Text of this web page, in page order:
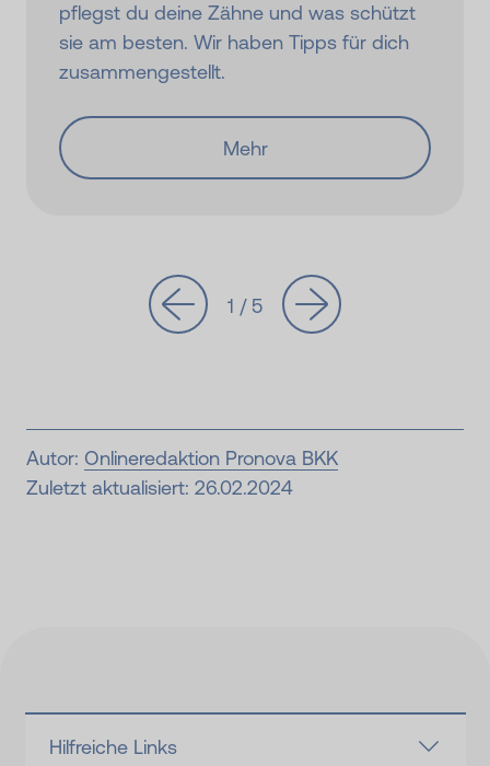
pflegst du deine Zähne und was schützt
sie am besten. Wir haben Tipps für dich
zusammengestellt.
Mehr
1 / 5
Autor: Onlineredaktion Pronova BKK
Zuletzt aktualisiert: 26.02.2024
Hilfreiche Links